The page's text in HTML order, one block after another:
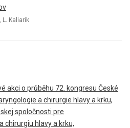
L. Kaliarik
akci o průběhu 72. kongresu České
a chirurgie hlavy a krku,
spoločnosti pre
chirurgiu hlavy a krku,